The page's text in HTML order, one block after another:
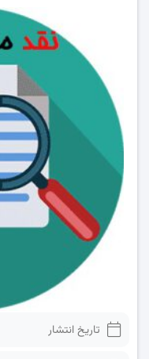
تاریخ انتشار